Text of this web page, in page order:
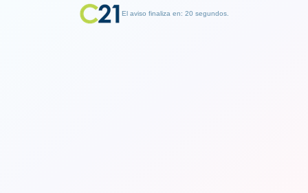
El aviso finaliza en: 19 segundos.